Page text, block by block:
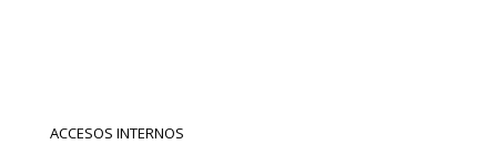
ACCESOS INTERNOS